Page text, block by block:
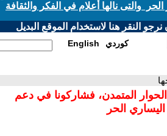
والتى نالها أعلام في الفكر والثقافة
النقر هنا لاستخدام الموقع البديل
English كوردي
المتمدن، فشاركونا في دعم
الحر